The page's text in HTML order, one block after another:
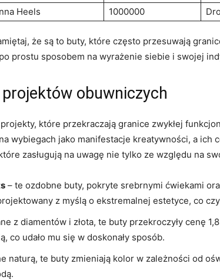
Heels 1000000
że są to buty, które często przesuwają
prostu sposobem na wyrażenie siebie i swojej
obuwniczych
które przekraczają granice zwykłej
wybiegach jako manifestacje kreatywności, a ich
zasługują na uwagę nie tylko ze względu na
– te ozdobne buty, pokryte srebrnymi ćwiekami
z myślą o ekstremalnej estetyce, co
z diamentów i złota, te buty przekroczyły cenę
co udało mu się w doskonały sposób.
naturą, te buty zmieniają kolor w zależności od